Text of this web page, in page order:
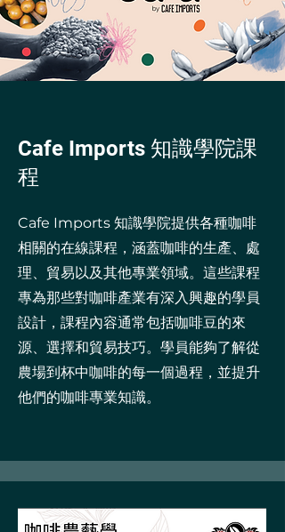
Cafe Imports 知識學院課
程
Cafe Imports 知識學院提供各種咖啡
相關的在線課程，涵蓋咖啡的生產、處
理、貿易以及其他專業領域。這些課程
專為那些對咖啡產業有深入興趣的學員
設計，課程內容通常包括咖啡豆的來
源、選擇和貿易技巧。學員能夠了解從
農場到杯中咖啡的每一個過程，並提升
他們的咖啡專業知識。